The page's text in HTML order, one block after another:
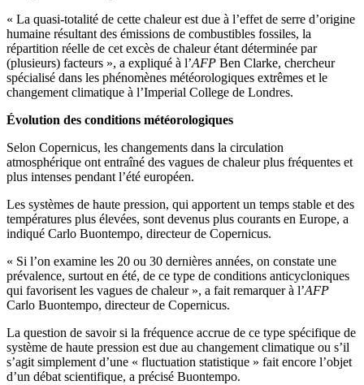
« La quasi-totalité de cette chaleur est due à l’effet de serre d’origine
humaine résultant des émissions de combustibles fossiles, la
répartition réelle de cet excès de chaleur étant déterminée par
(plusieurs) facteurs », a expliqué à l’AFP Ben Clarke, chercheur
spécialisé dans les phénomènes météorologiques extrêmes et le
changement climatique à l’Imperial College de Londres.
Évolution des conditions météorologiques
Selon Copernicus, les changements dans la circulation
atmosphérique ont entraîné des vagues de chaleur plus fréquentes et
plus intenses pendant l’été européen.
Les systèmes de haute pression, qui apportent un temps stable et des
températures plus élevées, sont devenus plus courants en Europe, a
indiqué Carlo Buontempo, directeur de Copernicus.
« Si l’on examine les 20 ou 30 dernières années, on constate une
prévalence, surtout en été, de ce type de conditions anticycloniques
qui favorisent les vagues de chaleur », a fait remarquer à l’AFP
Carlo Buontempo, directeur de Copernicus.
La question de savoir si la fréquence accrue de ce type spécifique de
système de haute pression est due au changement climatique ou s’il
s’agit simplement d’une « fluctuation statistique » fait encore l’objet
d’un débat scientifique, a précisé Buontempo.